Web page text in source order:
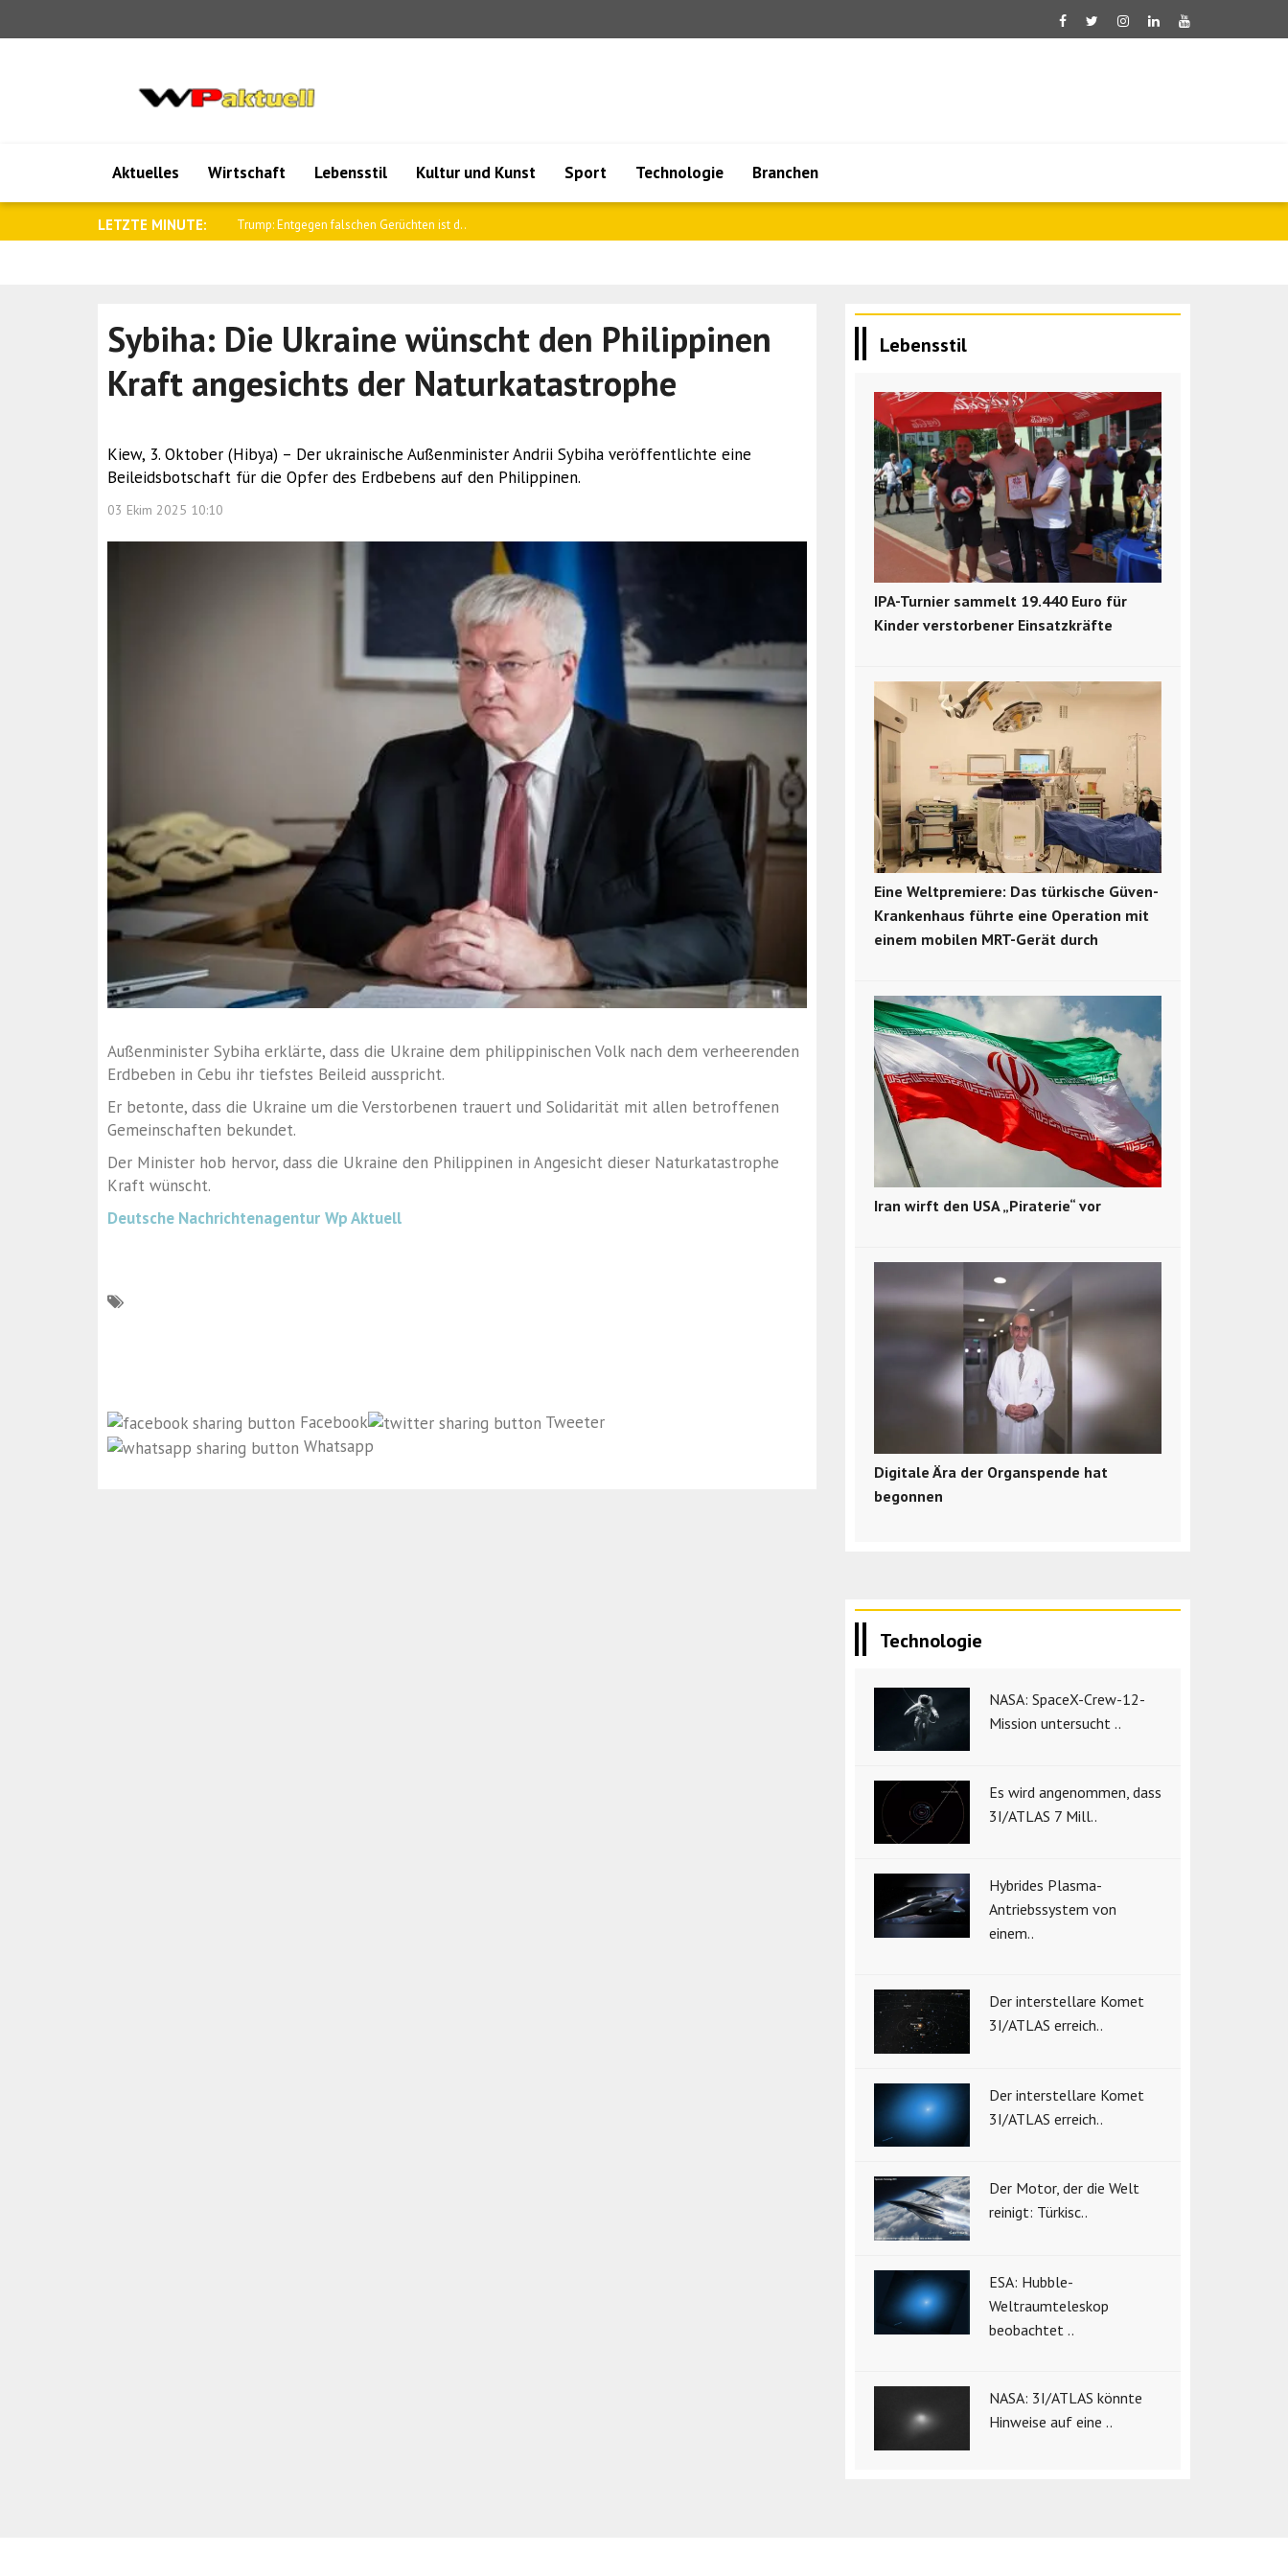
Aktuelles Wirtschaft Lebensstil Kultur und Kunst Sport Technologie Branchen
LETZTE MINUTE: Al-Scharaa empfing den britischen Nation..
Sybiha: Die Ukraine wünscht den Philippinen
Kraft angesichts der Naturkatastrophe
Kiew, 3. Oktober (Hibya) – Der ukrainische Außenminister Andrii Sybiha veröffentlichte eine
Beileidsbotschaft für die Opfer des Erdbebens auf den Philippinen.
03 Ekim 2025 10:10
Außenminister Sybiha erklärte, dass die Ukraine dem philippinischen Volk nach dem verheerenden
Erdbeben in Cebu ihr tiefstes Beileid ausspricht.
Er betonte, dass die Ukraine um die Verstorbenen trauert und Solidarität mit allen betroffenen
Gemeinschaften bekundet.
Der Minister hob hervor, dass die Ukraine den Philippinen in Angesicht dieser Naturkatastrophe
Kraft wünscht.
Deutsche Nachrichtenagentur Wp Aktuell
Facebook
Tweeter
Whatsapp
Lebensstil
IPA-Turnier sammelt 19.440 Euro für
Kinder verstorbener Einsatzkräfte
Eine Weltpremiere: Das türkische Güven-
Krankenhaus führte eine Operation mit
einem mobilen MRT-Gerät durch
Iran wirft den USA „Piraterie“ vor
Digitale Ära der Organspende hat
begonnen
Technologie
NASA: SpaceX-Crew-12-
Mission untersucht ..
Es wird angenommen, dass
3I/ATLAS 7 Mill..
Hybrides Plasma-
Antriebssystem von
einem..
Der interstellare Komet
3I/ATLAS erreich..
Der interstellare Komet
3I/ATLAS erreich..
Der Motor, der die Welt
reinigt: Türkisc..
ESA: Hubble-
Weltraumteleskop
beobachtet ..
NASA: 3I/ATLAS könnte
Hinweise auf eine ..